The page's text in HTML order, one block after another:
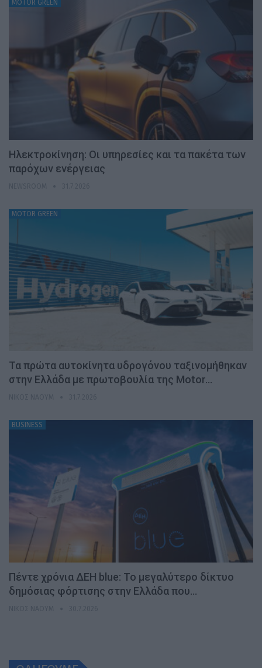
MOTOR GREEN
Ηλεκτροκίνηση: Οι υπηρεσίες και τα πακέτα των
παρόχων ενέργειας
MOTOR GREEN
Τα πρώτα αυτοκίνητα υδρογόνου ταξινομήθηκαν
στην Ελλάδα με πρωτοβουλία της Motor…
BUSINESS
Πέντε χρόνια ΔΕΗ blue: Το μεγαλύτερο δίκτυο
δημόσιας φόρτισης στην Ελλάδα που…